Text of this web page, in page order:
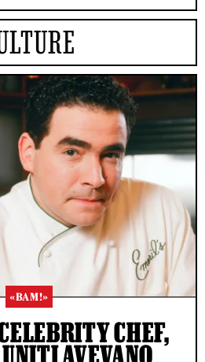
«BAM!»
CHEF,
AVEVANO